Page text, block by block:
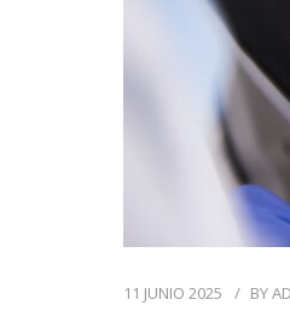
11 JUNIO 2025 BY